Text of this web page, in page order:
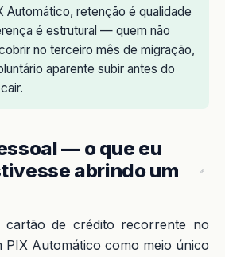
Automático, retenção é qualidade
é estrutural — quem não
no terceiro mês de migração,
aparente subir antes do
— o que eu
abrindo um
cartão de crédito recorrente no
PIX Automático como meio único